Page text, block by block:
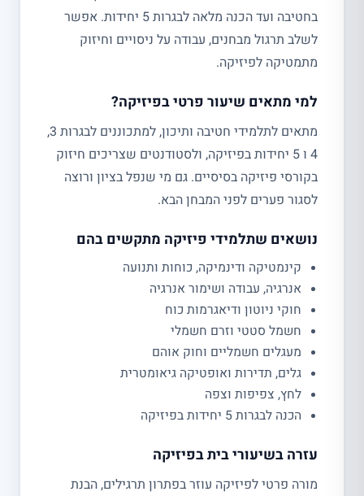
בחטיבה ועד הכנה מלאה לבגרות 5 יחידות. אפשר
לשלב תרגול מבחנים, עבודה על ניסויים וחיזוק
מתמטיקה לפיזיקה.
למי מתאים שיעור פרטי בפיזיקה?
מתאים לתלמידי חטיבה ותיכון, למתכוננים לבגרות 3,
4 ו 5 יחידות בפיזיקה, ולסטודנטים שצריכים חיזוק
בקורסי פיזיקה בסיסיים. גם מי שנפל בציון ורוצה
לסגור פערים לפני המבחן הבא.
נושאים שתלמידי פיזיקה מתקשים בהם
קינמטיקה ודינמיקה, כוחות ותנועה
אנרגיה, עבודה ושימור אנרגיה
חוקי ניוטון ודיאגרמות כוח
חשמל סטטי וזרם חשמלי
מעגלים חשמליים וחוק אוהם
גלים, תדירות ואופטיקה גיאומטרית
לחץ, צפיפות וצפה
הכנה לבגרות 5 יחידות בפיזיקה
עזרה בשיעורי בית בפיזיקה
מורה פרטי לפיזיקה עוזר בפתרון תרגילים, הבנת